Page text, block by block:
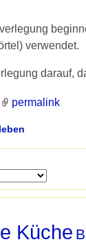
verwendet.
darauf,
permalink
Küche